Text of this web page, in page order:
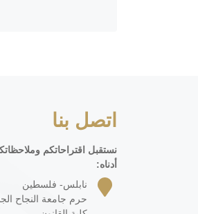
اتصل بنا
نستقبل اقتراحاتكم
أدناه:
نابلس- فلسطين
حرم جامعة النجاح